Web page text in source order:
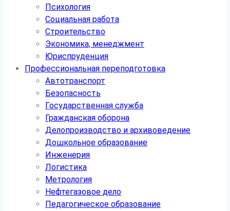
Психология
Социальная работа
Строительство
Экономика, менеджмент
Юриспруденция
Профессиональная переподготовка
Автотранспорт
Безопасность
Государственная служба
Гражданская оборона
Делопроизводство и архивоведение
Дошкольное образование
Инженерия
Логистика
Метрология
Нефтегазовое дело
Педагогическое образование